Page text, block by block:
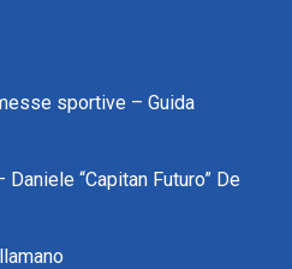
sportive – Guida
“Capitan Futuro” De